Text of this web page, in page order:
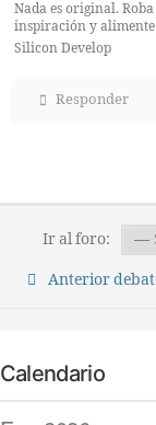
Nada es original.
inspiración y
Silicon Develop
Responder
Ir al foro:
Anterior
Calendario